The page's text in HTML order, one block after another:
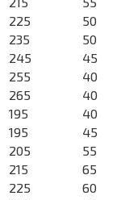
225
50
235
50
245
45
255
40
265
40
195
40
195
45
205
55
215
65
225
60